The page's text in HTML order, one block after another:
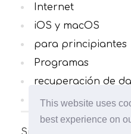
This website uses
best experience on
Internet
iOS y macOS
para principiantes
Programas
recuperación de
Todas las